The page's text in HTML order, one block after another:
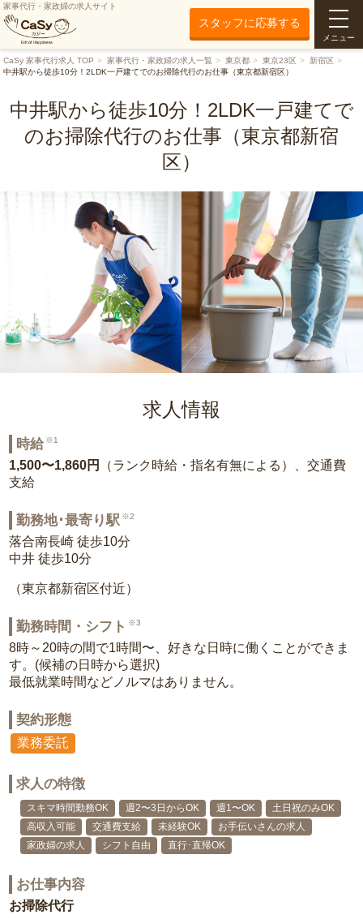
家事代行・家政婦の求人サイト
スタッフに応募する
メニュー
CaSy 家事代行求人 TOP 家事代行・家政婦の求人一覧 東京都 東京23区
新宿区
中井駅から徒歩10分！2LDK一戸建てでのお掃除代行のお仕事（東京都新宿区）
中井駅から徒歩10分！2LDK一戸建てで
のお掃除代行のお仕事（東京都新宿
区）
求人情報
時給 ※1
1,500〜1,860円
（ランク時給・指名有無による）、交通費
支給
勤務地･最寄り駅 ※2
落合南長崎 徒歩10分
中井 徒歩10分
（東京都新宿区付近）
勤務時間・シフト ※3
8時～20時の間で1時間〜、好きな日時に働くことができま
す。(候補の日時から選択)
最低就業時間などノルマはありません。
契約形態
業務委託
求人の特徴
スキマ時間勤務OK 週2〜3日からOK 週1〜OK
土日祝のみOK
高収入可能
交通費支給 未経験OK
お手伝いさんの求人
家政婦の求人
シフト自由 直行･直帰OK
お仕事内容
お掃除代行